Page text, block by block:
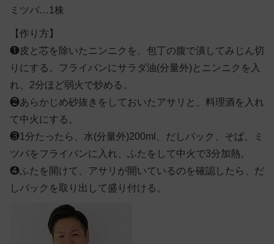
ミツバ…1株
【作り方】
❶皮と芯を除いたニンニクを、包丁の腹で潰してみじん切
りにする。フライパンにサラダ油(分量外)とニンニクを入
れ、2分ほど弱火で炒める。
❷あらかじめ砂抜きをしておいたアサリと、料理酒を入れ
て中火にする。
❸1分たったら、水(分量外)200ml、だしパック、そば、ミ
ツバをフライパンに入れ、ふたをして中火で3分加熱。
❹ふたを開けて、アサリが開いているのを確認したら、だ
しパックを取り出して盛り付ける。